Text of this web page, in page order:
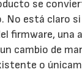
se
No está claro
firmware, una
cambio de
o